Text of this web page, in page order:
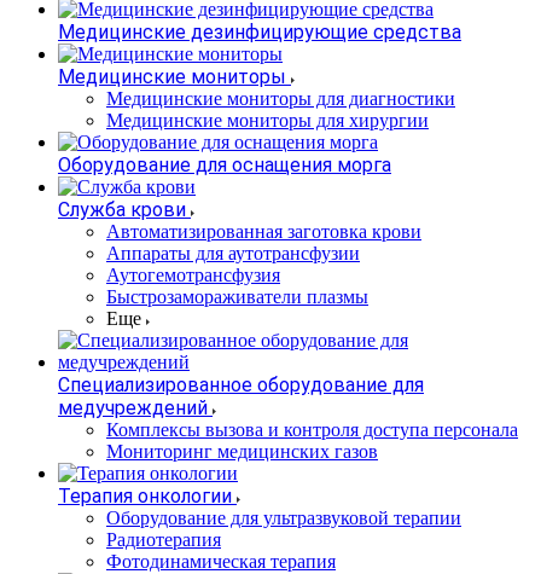
Медицинские дезинфицирующие средства
Медицинские мониторы
Медицинские мониторы для диагностики
Медицинские мониторы для хирургии
Оборудование для оснащения морга
Служба крови
Автоматизированная заготовка крови
Аппараты для аутотрансфузии
Аутогемотрансфузия
Быстрозамораживатели плазмы
Еще
Специализированное оборудование для
медучреждений
Комплексы вызова и контроля доступа персонала
Мониторинг медицинских газов
Терапия онкологии
Оборудование для ультразвуковой терапии
Радиотерапия
Фотодинамическая терапия